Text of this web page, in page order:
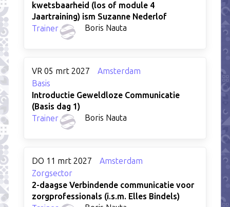
kwetsbaarheid (los of module 4
Jaartraining) ism Suzanne Nederlof
Trainer
Boris Nauta
VR 05 mrt 2027
Amsterdam
Basis
Introductie Geweldloze Communicatie
(Basis dag 1)
Trainer
Boris Nauta
DO 11 mrt 2027
Amsterdam
Zorgsector
2-daagse Verbindende communicatie voor
zorgprofessionals (i.s.m. Elles Bindels)